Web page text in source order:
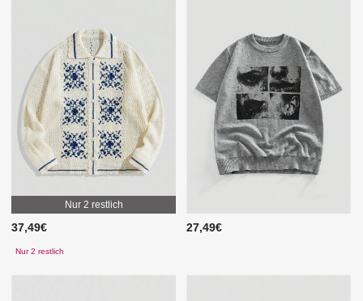
Nur 2 restlich
37,49€
Nur 2 restlich
27,49€